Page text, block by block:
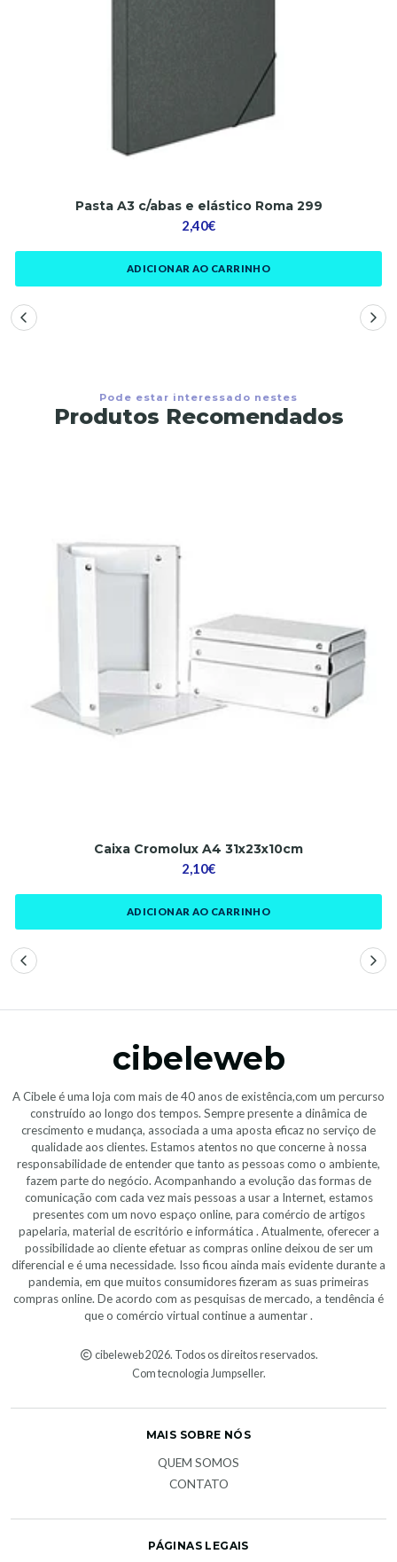
Pasta A3 c/abas e elástico Roma 299
2,40€
ADICIONAR AO CARRINHO
Pode estar interessado nestes
Produtos Recomendados
Caixa Cromolux A4 31x23x10cm
2,10€
ADICIONAR AO CARRINHO
cibeleweb
A Cibele é uma loja com mais de 40 anos de existência,com um percurso
construído ao longo dos tempos. Sempre presente a dinâmica de
crescimento e mudança, associada a uma aposta eficaz no serviço de
qualidade aos clientes. Estamos atentos no que concerne à nossa
responsabilidade de entender que tanto as pessoas como o ambiente,
fazem parte do negócio. Acompanhando a evolução das formas de
comunicação com cada vez mais pessoas a usar a Internet, estamos
presentes com um novo espaço online, para comércio de artigos
papelaria, material de escritório e informática . Atualmente, oferecer a
possibilidade ao cliente efetuar as compras online deixou de ser um
diferencial e é uma necessidade. Isso ficou ainda mais evidente durante a
pandemia, em que muitos consumidores fizeram as suas primeiras
compras online. De acordo com as pesquisas de mercado, a tendência é
que o comércio virtual continue a aumentar .
cibeleweb 2026. Todos os direitos reservados.
Com tecnologia Jumpseller.
MAIS SOBRE NÓS
QUEM SOMOS
CONTATO
PÁGINAS LEGAIS